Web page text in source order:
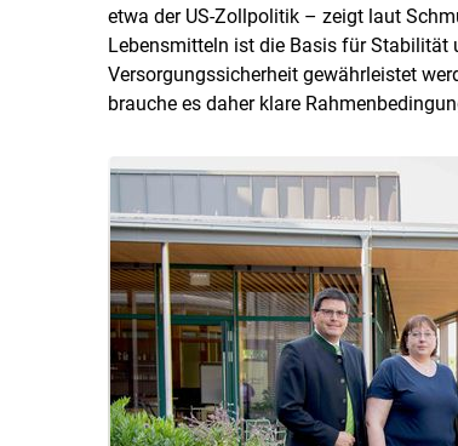
etwa der US-Zollpolitik – zeigt laut
Lebensmitteln ist die Basis für Stabilität
Versorgungssicherheit gewährleistet
brauche es daher klare